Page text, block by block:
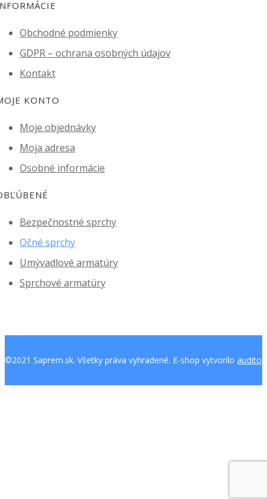
Obchodné podmienky
GDPR – ochrana osobných údajov
Kontakt
KONTO
Moje objednávky
Moja adresa
Osobné informácie
Bezpečnostné sprchy
Očné sprchy
Umývadlové armatúry
Sprchové armatúry
©2021 Saprem.sk. Všetky práva vyhradené. E-shop vytvorilo audito